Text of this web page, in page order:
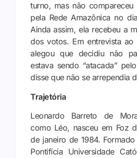
turno, mas não
pela Rede Amazônica no
Ainda assim, ela recebeu a
dos votos. Em entrevista ao
alegou que decidiu não
estava sendo “atacada”
disse que não se arrependia
Trajetória
Leonardo Barreto de
como Léo, nasceu em Foz
de janeiro de 1984.
Pontifícia Universidade